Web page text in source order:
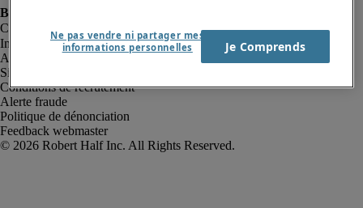
Informations sur la société
Avis de confidentialité
Site web et cookies
Conditions de recrutement
Alerte fraude
Politique de dénonciation
Feedback webmaster
Ne pas vendre ni partager mes
informations personnelles
Je Comprends